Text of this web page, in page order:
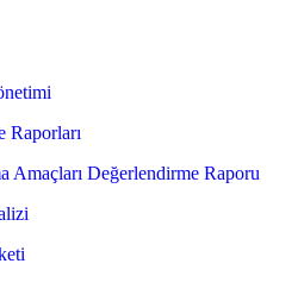
Raporları
Amaçları Değerlendirme Raporu